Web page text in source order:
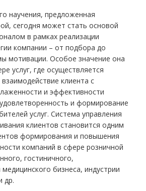
научения, предложенная
сегодня может стать основой
в рамках реализации
компании – от подбора до
мотивации. Особое значение она
услуг, где осуществляется
клиента с
и эффективности
и формирование
услуг. Система управления
клиентов становится одним
формирования и повышения
компаний в сфере розничной
гостиничного,
бизнеса, индустрии
др.